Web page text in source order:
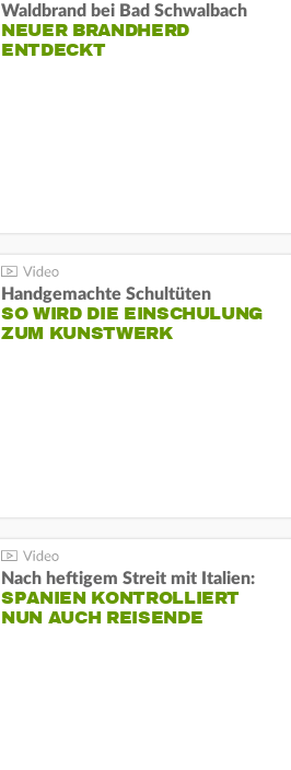
Waldbrand bei Bad Schwalbach
NEUER BRANDHERD
ENTDECKT
Handgemachte Schultüten
SO WIRD DIE EINSCHULUNG
ZUM KUNSTWERK
Nach heftigem Streit mit Italien:
SPANIEN KONTROLLIERT
NUN AUCH REISENDE